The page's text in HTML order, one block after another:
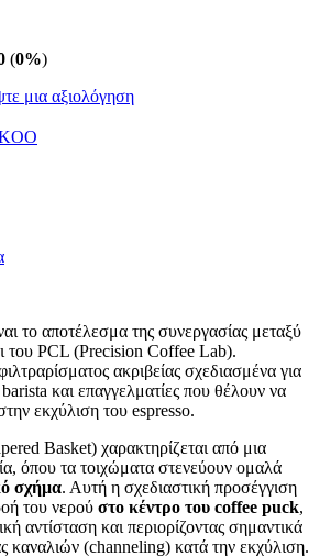
(0%)
μια αξιολόγηση
το αποτέλεσμα της συνεργασίας μεταξύ
του PCL (Precision Coffee Lab).
ακριβείας σχεδιασμένα για
barista και επαγγελματίες που θέλουν να
εκχύλιση του espresso.
Basket) χαρακτηρίζεται από μια
όπου τα τοιχώματα στενεύουν ομαλά
σχήμα. Αυτή η σχεδιαστική προσέγγιση
του νερού στο κέντρο του coffee puck,
αντίσταση και περιορίζοντας σημαντικά
καναλιών (channeling) κατά την εκχύλιση.